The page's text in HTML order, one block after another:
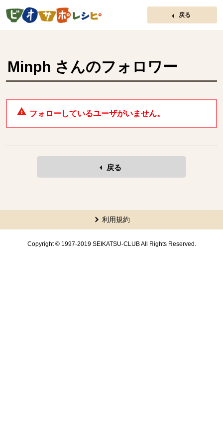
ページの先頭です。
戻る
Minph さんのフォロワー
フォローしているユーザがいません。
戻る
ここから共通フッターメニューです。
利用規約
Copyright © 1997-2019 SEIKATSU-CLUB All Rights Reserved.